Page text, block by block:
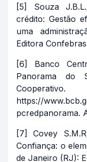
[5] Souza
crédito: Gestão
uma
Editora
[6] Banco
Panorama do
https://
pcredpanorama.
[7] Covey
Confiança: o
de Janeiro (RJ):